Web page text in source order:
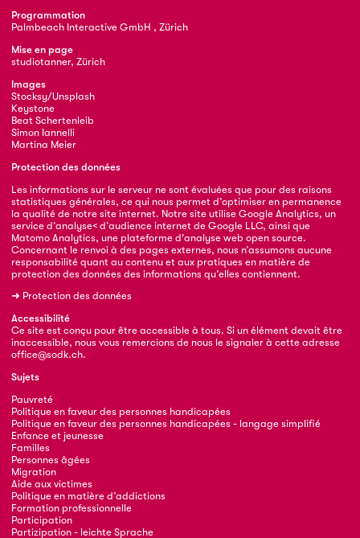
Programmation
Palmbeach Interactive GmbH , Zürich
Mise en page
studiotanner, Zürich
Images
Stocksy/Unsplash
Keystone
Beat Schertenleib
Simon Iannelli
Martina Meier
Protection des données
Les informations sur le serveur ne sont évaluées que pour des raisons
statistiques générales, ce qui nous permet d’optimiser en permanence
la qualité de notre site internet. Notre site utilise Google Analytics, un
service d’analyse< d’audience internet de Google LLC, ainsi que
Matomo Analytics, une plateforme d'analyse web open source.
Concernant le renvoi à des pages externes, nous n’assumons aucune
responsabilité quant au contenu et aux pratiques en matière de
protection des données des informations qu’elles contiennent.
➜ Protection des données
Accessibilité
Ce site est conçu pour être accessible à tous. Si un élément devait être
inaccessible, nous vous remercions de nous le signaler à cette adresse
office@sodk.ch.
Sujets
Pauvreté
Politique en faveur des personnes handicapées
Politique en faveur des personnes handicapées - langage simplifié
Enfance et jeunesse
Familles
Personnes âgées
Migration
Aide aux victimes
Politique en matière d’addictions
Formation professionnelle
Participation
Partizipation - leichte Sprache